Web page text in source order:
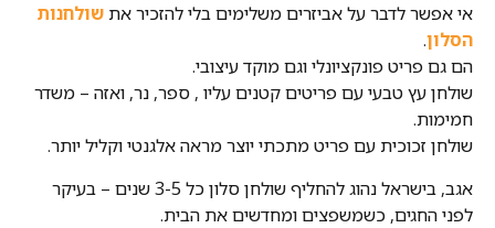
אי אפשר לדבר על אביזרים משלימים בלי להזכיר את שולחנות
הסלון.
הם גם פריט פונקציונלי וגם מוקד עיצובי.
שולחן עץ טבעי עם פריטים קטנים עליו , ספר, נר, ואזה – משדר
חמימות.
שולחן זכוכית עם פריט מתכתי יוצר מראה אלגנטי וקליל יותר.
אגב, בישראל נהוג להחליף שולחן סלון כל 3-5 שנים – בעיקר
לפני החגים, כשמשפצים ומחדשים את הבית.